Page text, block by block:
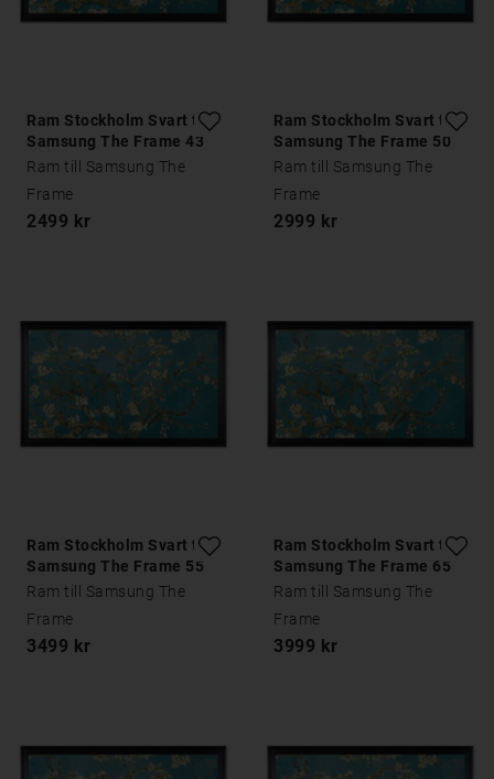
Ram Stockholm Svart till
Samsung The Frame 43
tum
Ram till Samsung The
Frame
2499 kr
Ram Stockholm Svart till
Samsung The Frame 50
tum
Ram till Samsung The
Frame
2999 kr
Ram Stockholm Svart till
Samsung The Frame 55
tum
Ram till Samsung The
Frame
3499 kr
Ram Stockholm Svart till
Samsung The Frame 65
tum
Ram till Samsung The
Frame
3999 kr